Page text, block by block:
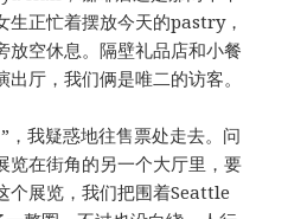
生正忙着摆放今天的pastry，
放空休息。隔壁礼品店和小餐
厅，我们俩是唯二的访客。
，我疑惑地往售票处走去。问
览在街角的另一个大厅里，要
个展览，我们把围着Seattle